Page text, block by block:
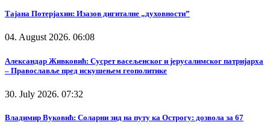
Тајана Потерјахин: Изазов дигиталне „духовности”
04. August 2026. 06:08
Александар Живковић: Сусрет васељенског и јерусалимског патријарха
– Православље пред искушењем геополитике
30. July 2026. 07:32
Владимир Вуковић: Соларни зид на путу ка Острогу: дозвола за 67